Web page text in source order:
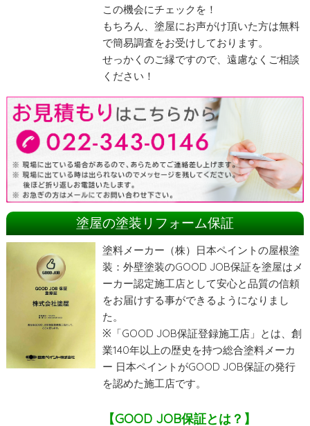
この機会にチェックを！
もちろん、塗屋にお声がけ頂いた方は無料
で簡易調査をお受けしております。
せっかくのご縁ですので、遠慮なくご相談
ください！
塗屋の塗装リフォーム保証
塗料メーカー（株）日本ペイントの屋根塗
装：外壁塗装のGOOD JOB保証を塗屋はメ
ーカー認定施工店として安心と品質の信頼
をお届けする事ができるようになりまし
た。
※「GOOD JOB保証登録施工店」とは、創
業140年以上の歴史を持つ総合塗料メーカ
ー 日本ペイントがGOOD JOB保証の発行
を認めた施工店です。
【GOOD JOB保証とは？】